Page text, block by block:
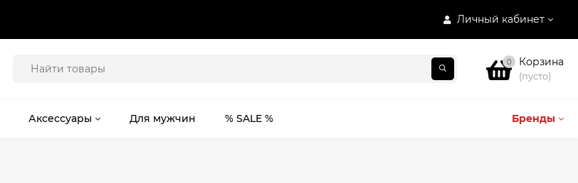
Личный кабинет
0 Корзина
(пусто)
Бренды
Аксессуары Для мужчин % SALE %